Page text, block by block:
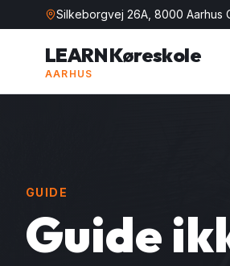
Silkeborgvej 26A, 8000 Aarhus
LEARN Køreskole
AARHUS
GUIDE
Guide